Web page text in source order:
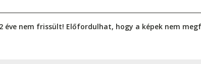
éve nem frissült! Előfordulhat, hogy a képek nem